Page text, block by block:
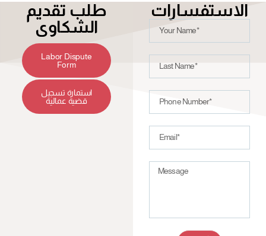
طلب تقديم
الشكاوى
Labor Dispute
Form
استمارة تسجيل
قضية عمالية
الاستفسارات